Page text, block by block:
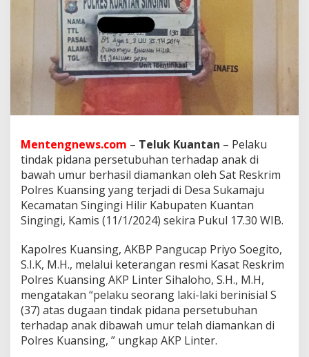
a
k
u
P
e
r
s
t
u
h
a
n
T
e
r
a
d
a
p
A
n
a
k
D
Mentengnews.com – Teluk Kuantan – Pelaku
tindak pidana persetubuhan terhadap anak di
bawah umur berhasil diamankan oleh Sat Reskrim
Polres Kuansing yang terjadi di Desa Sukamaju
Kecamatan Singingi Hilir Kabupaten Kuantan
Singingi, Kamis (11/1/2024) sekira Pukul 17.30 WIB.
Kapolres Kuansing, AKBP Pangucap Priyo Soegito,
S.I.K, M.H., melalui keterangan resmi Kasat Reskrim
Polres Kuansing AKP Linter Sihaloho, S.H., M.H,
mengatakan “pelaku seorang laki-laki berinisial S
(37) atas dugaan tindak pidana persetubuhan
terhadap anak dibawah umur telah diamankan di
Polres Kuansing, ” ungkap AKP Linter.